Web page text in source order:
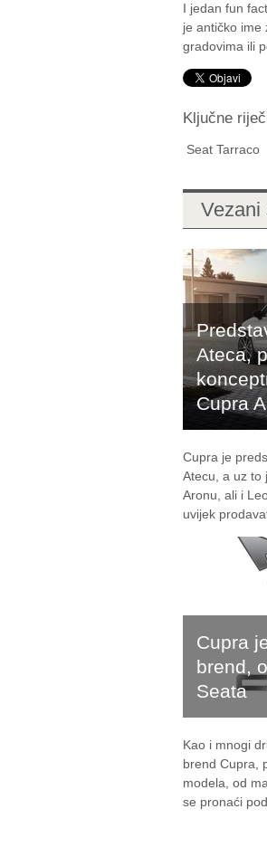
I jedan fun
je antičko ime
gradovima ili
Ključne
Seat Tarraco
Vezani
Ateca,
Cupra
Cupra je
Atecu, a uz to
Aronu, ali i
uvijek
Cupra
brend,
Seata
Kao i mnogi
brend Cupra,
modela, od
se pronaći